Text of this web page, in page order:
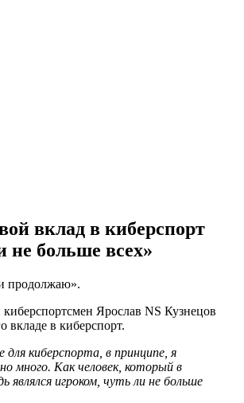
вклад в киберспорт
не больше всех»
продолжаю».
Ярослав NS Кузнецов
вкладе в киберспорт.
для киберспорта, в принципе, я
много. Как человек, который в
являлся игроком, чуть ли не больше